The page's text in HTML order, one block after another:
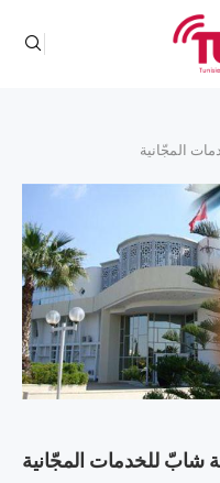
المجّانية
شابّ للخدمات المجّانية